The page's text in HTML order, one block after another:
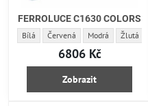
FERROLUCE C1630 COLORS
FERROLUCE C1630 COLORS - Barva:
Bílá FERROLUCE C1630 COLORS -
Červená FERROLUCE
Modrá Žlutá
6806 Kč
Zobrazit